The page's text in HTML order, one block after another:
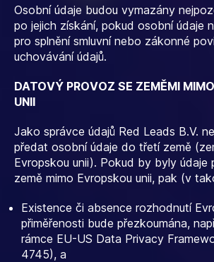
Osobní údaje budou vymazány
po jejich získání, pokud osobní údaje
pro splnění smluvní nebo zákonné
uchovávání údajů.
DATOVÝ PROVOZ SE ZEMĚMI
UNII
Jako správce údajů Red Leads B.V.
předat osobní údaje do třetí země
Evropskou unii). Pokud by byly údaje
země mimo Evropskou unii, pak (v
Existence či absence rozhodnutí
přiměřenosti bude přezkoumána,
rámce EU-US Data Privacy
4745), a